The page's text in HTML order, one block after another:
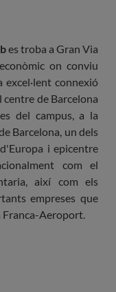
es troba a Gran Via
on conviu
excel·lent connexió
de Barcelona
del campus, a la
Barcelona, ​​un dels
i epicentre
com el
així com els
empreses que
Aeroport.